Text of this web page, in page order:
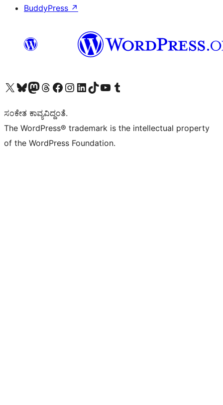
BuddyPress ↗
Visit our X (formerly Twitter) account
Visit our Bluesky account
Visit our Mastodon account
Visit our Threads account
Visit our Facebook page
Visit our Instagram account
Visit our LinkedIn account
Visit our TikTok account
Visit our YouTube channel
Visit our Tumblr account
ಸಂಕೇತ ಕಾವ್ಯವಿದ್ದಂತೆ.
The WordPress® trademark is the intellectual property
of the WordPress Foundation.